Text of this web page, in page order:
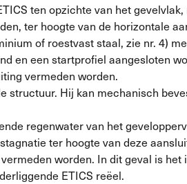
ten opzichte van het
ter hoogte van de horizontale
of roestvast staal, zie nr. 4)
en een startprofiel aangesloten
vermeden worden.
Hij kan mechanisch
regenwater van het
ter hoogte van deze
worden. In dit geval is
ETICS reëel.